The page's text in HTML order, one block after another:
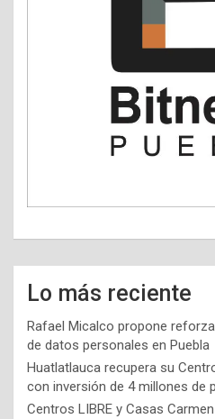
Lo más reciente
Rafael Micalco propone
de datos personales en Puebla
Huatlatlauca recupera su
con inversión de 4 millones de
Centros LIBRE y Casas